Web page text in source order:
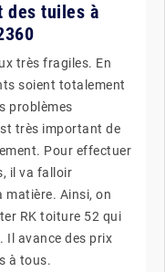
des tuiles à
très fragiles. En
soient totalement
problèmes
très important de
Pour effectuer
il va falloir
matière. Ainsi, on
RK toiture 52 qui
Il avance des prix
à tous.